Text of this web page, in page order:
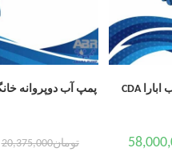
پمپ آب دوپروانه خانگی ده اسب ابارا CDA
تومان20,375,000